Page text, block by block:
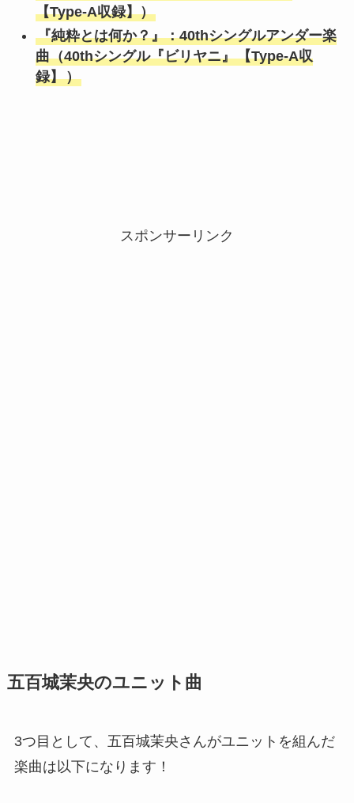
【Type-A収録】）
『純粋とは何か？』：40thシングルアンダー楽
曲（40thシングル『ビリヤニ』【Type-A収
録】）
スポンサーリンク
五百城茉央のユニット曲
3つ目として、五百城茉央さんがユニットを組んだ
楽曲は以下になります！